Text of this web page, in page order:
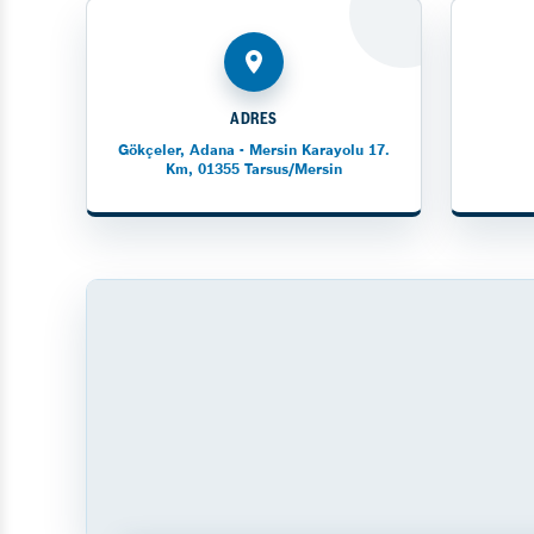
ADRES
Gökçeler, Adana - Mersin Karayolu 17.
Km, 01355 Tarsus/Mersin